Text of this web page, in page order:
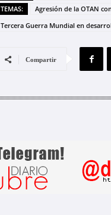
TEMAS:
Agresión de la OTAN
Tercera Guerra Mundial en
Compartir